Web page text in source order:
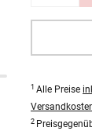
1 Alle Preise
2